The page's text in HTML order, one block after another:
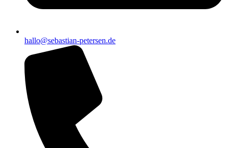
hallo@sebastian-petersen.de